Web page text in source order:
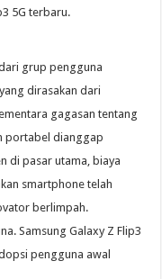
5G terbaru.
grup pengguna
dirasakan dari
gagasan tentang
portabel dianggap
di pasar utama, biaya
smartphone telah
berlimpah.
Samsung Galaxy Z Flip3
pengguna awal